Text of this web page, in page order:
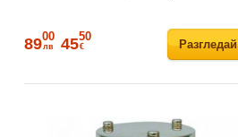
Разгледай
8900
лв 4550
€